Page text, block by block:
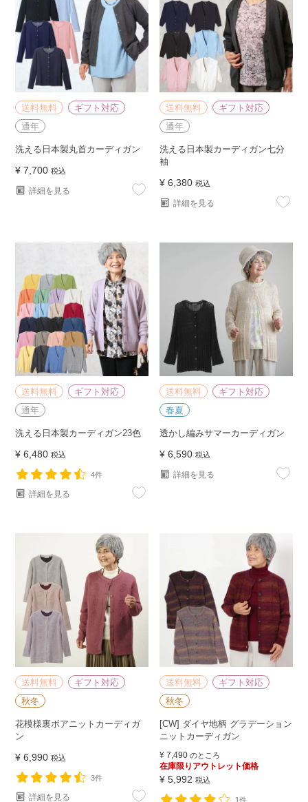
送料無料
ギフト対応
通年
洗える日本製丸首カーディガン
¥ 7,700 税込
詳細を見る
送料無料
ギフト対応
通年
洗える日本製カーディガン七分
袖
¥ 6,380 税込
詳細を見る
送料無料
ギフト対応
通年
洗える日本製カーディガン23色
¥ 6,480 税込
4件
詳細を見る
送料無料
ギフト対応
春夏
透かし編みサマーカーディガン
¥ 6,590 税込
詳細を見る
送料無料
ギフト対応
秋冬
花模様裏ボアニットカーディガ
ン
¥ 6,990 税込
3件
詳細を見る
送料無料
ギフト対応
秋冬
[CW] ダイヤ地柄 グラデーション
ニットカーディガン
¥ 7,490 のところ
在庫限りアウトレット価格
¥ 5,992 税込
1件